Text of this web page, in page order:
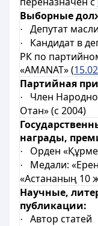
Выборные
· Депутат
·
Кандидат в
РК по
«AMANAT» (
Партийная
·
Член
Отан» (с 2004)
награды,
· Орден
· Медали:
«Астананың 10
Научные,
публикации:
·
Автор статей